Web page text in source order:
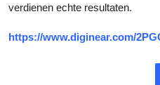
verdienen echte resultaten.
https://www.diginear.com/